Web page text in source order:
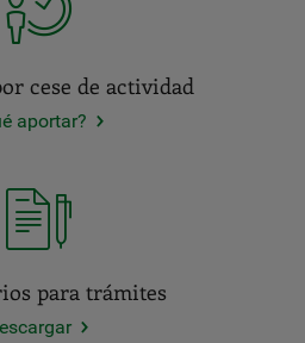
cese de actividad
aportar?
para trámites